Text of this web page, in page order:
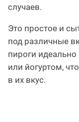
случаев.
Это простое и
под различные
пироги
или йогуртом,
в их вкус.